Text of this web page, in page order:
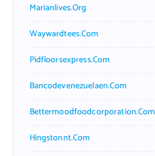
Marianlives.org
Waywardtees.com
Pidfloorsexpress.com
Bancodevenezuelaen.com
Bettermoodfoodcorporation.com
Hingstonnt.com